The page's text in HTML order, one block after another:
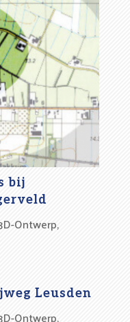
bij
Ontwerp,
Leusden
Ontwerp,